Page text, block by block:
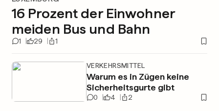
16 Prozent der Einwohner
meiden Bus und Bahn
1 29 1
VERKEHRSMITTEL
Warum es in Zügen keine
Sicherheitsgurte gibt
0 4 2